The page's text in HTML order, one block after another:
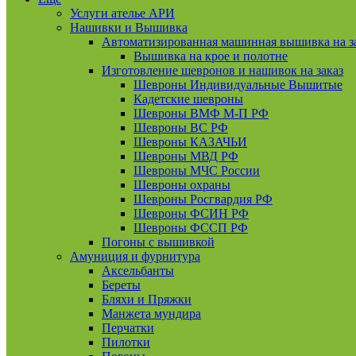
Услуги ателье АРИ
Нашивки и Вышивка
Автоматизированная машинная вышивка на
Вышивка на крое и полотне
Изготовление шевронов и нашивок на заказ
Шевроны Индивидуальные Вышитые
Кадетские шевроны
Шевроны ВМФ М-П РФ
Шевроны ВС РФ
Шевроны КАЗАЧЬИ
Шевроны МВД РФ
Шевроны МЧС России
Шевроны охраны
Шевроны Росгвардия РФ
Шевроны ФСИН РФ
Шевроны ФССП РФ
Погоны с вышивкой
Амуниция и фурнитура
Аксельбанты
Береты
Бляхи и Пряжки
Манжета мундира
Перчатки
Пилотки